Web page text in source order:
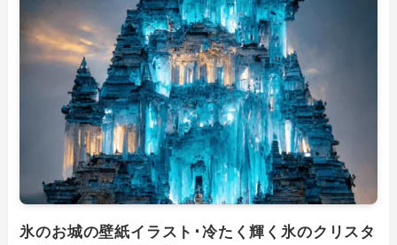
氷のお城の壁紙イラスト･冷たく輝く氷のクリスタ